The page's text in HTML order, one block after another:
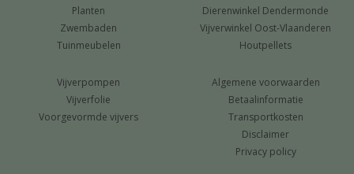
Planten
Zwembaden
Tuinmeubelen
Dierenwinkel Dendermonde
Vijverwinkel Oost-Vlaanderen
Houtpellets
Vijverpompen
Vijverfolie
Voorgevormde vijvers
Algemene voorwaarden
Betaalinformatie
Transportkosten
Disclaimer
Privacy policy